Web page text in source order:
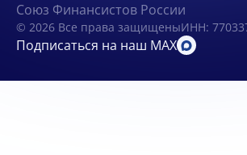
Союз Финансистов России
© 2026 Все права защищеныИНН:
Подписаться на наш MAX